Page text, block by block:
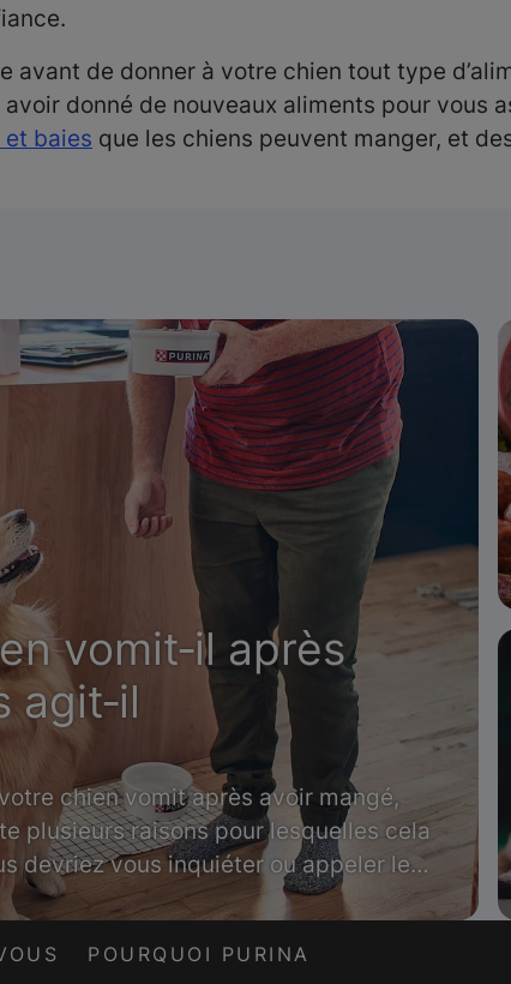
avant de donner à votre chien tout type
donné de nouveaux aliments pour vous
baies que les chiens peuvent manger, et
vomit‑il après
agit‑il
chien vomit après avoir mangé,
plusieurs raisons pour lesquelles cela
devriez vous inquiéter ou appeler le
POURQUOI PURINA